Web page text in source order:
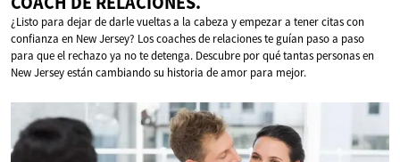
¿Listo para dejar de darle vueltas a la cabeza y empezar a tener citas con
confianza en New Jersey? Los coaches de relaciones te guían paso a paso
para que el rechazo ya no te detenga. Descubre por qué tantas personas en
New Jersey están cambiando su historia de amor para mejor.